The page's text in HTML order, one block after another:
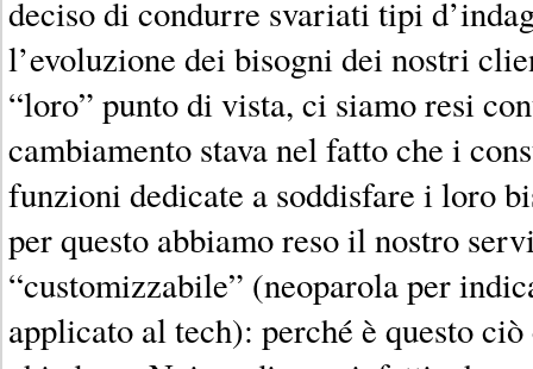
deciso di condurre svariati tipi
l’evoluzione dei bisogni dei nostri
“loro” punto di vista, ci siamo resi
cambiamento stava nel fatto che i
funzioni dedicate a soddisfare i loro
per questo abbiamo reso il nostro
“customizzabile” (neoparola per
applicato al tech): perché è questo